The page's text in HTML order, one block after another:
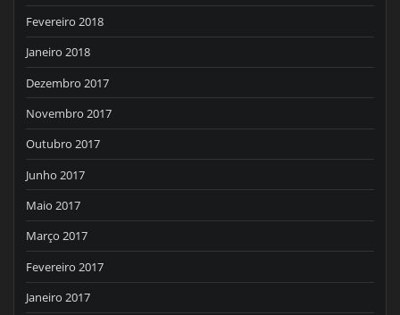
Fevereiro 2018
Janeiro 2018
Dezembro 2017
Novembro 2017
Outubro 2017
Junho 2017
Maio 2017
Março 2017
Fevereiro 2017
Janeiro 2017